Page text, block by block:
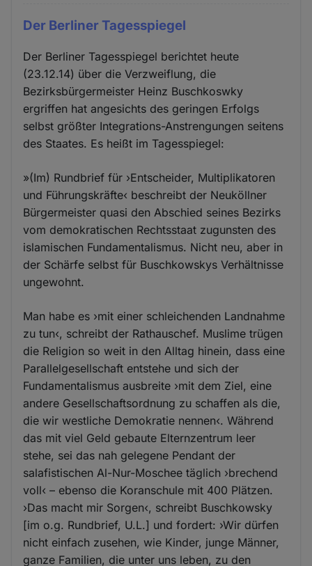
Der Berliner Tagesspiegel
Der Berliner Tagesspiegel berichtet heute
(23.12.14) über die Verzweiflung, die
Bezirksbürgermeister Heinz Buschkoswky
ergriffen hat angesichts des geringen Erfolgs
selbst größter Integrations-Anstrengungen seitens
des Staates. Es heißt im Tagesspiegel:
»(Im) Rundbrief für ›Entscheider, Multiplikatoren
und Führungskräfte‹ beschreibt der Neuköllner
Bürgermeister quasi den Abschied seines Bezirks
vom demokratischen Rechtsstaat zugunsten des
islamischen Fundamentalismus. Nicht neu, aber in
der Schärfe selbst für Buschkowskys Verhältnisse
ungewohnt.
Man habe es ›mit einer schleichenden Landnahme
zu tun‹, schreibt der Rathauschef. Muslime trügen
die Religion so weit in den Alltag hinein, dass eine
Parallelgesellschaft entstehe und sich der
Fundamentalismus ausbreite ›mit dem Ziel, eine
andere Gesellschaftsordnung zu schaffen als die,
die wir westliche Demokratie nennen‹. Während
das mit viel Geld gebaute Elternzentrum leer
stehe, sei das nah gelegene Pendant der
salafistischen Al-Nur-Moschee täglich ›brechend
voll‹ – ebenso die Koranschule mit 400 Plätzen.
›Das macht mir Sorgen‹, schreibt Buschkowsky
[im o.g. Rundbrief, U.L.] und fordert: ›Wir dürfen
nicht einfach zusehen, wie Kinder, junge Männer,
ganze Familien, die unter uns leben, zu den